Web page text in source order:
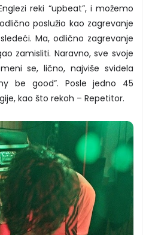
reki “upbeat”, i možemo
poslužio kao zagrevanje
Ma, odlično zagrevanje
zamisliti. Naravno, sve svoje
se, lično, najviše svidela
be good”. Posle jedno 45
kao što rekoh – Repetitor.